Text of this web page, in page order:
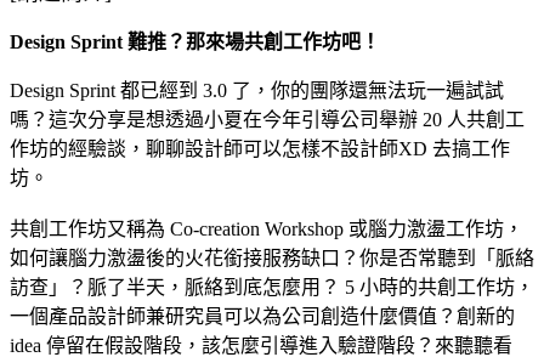
Design Sprint 難推？那來場共創工作坊吧！
Design Sprint 都已經到 3.0 了，你的團隊還無法玩一遍試試
嗎？這次分享­是想透過小夏在今年引導公司舉辦 20 人共創工
作坊的經驗談，聊聊設計師可以怎樣­不設計師XD 去搞工作
坊。
共創工作坊又稱為 Co-creation Workshop 或腦力激盪工作坊，
如何讓腦力激盪後的火花­銜接服務缺口？你是否常聽到「脈絡
訪查」？­脈了半天，脈絡到底怎麼用？ 5 小時的共創工作坊，
一個產品設計師兼研究員­可以為公司創造什麼價值？創新的
idea 停留在假設階段，該怎麼引導進入驗證階段？­來聽聽看